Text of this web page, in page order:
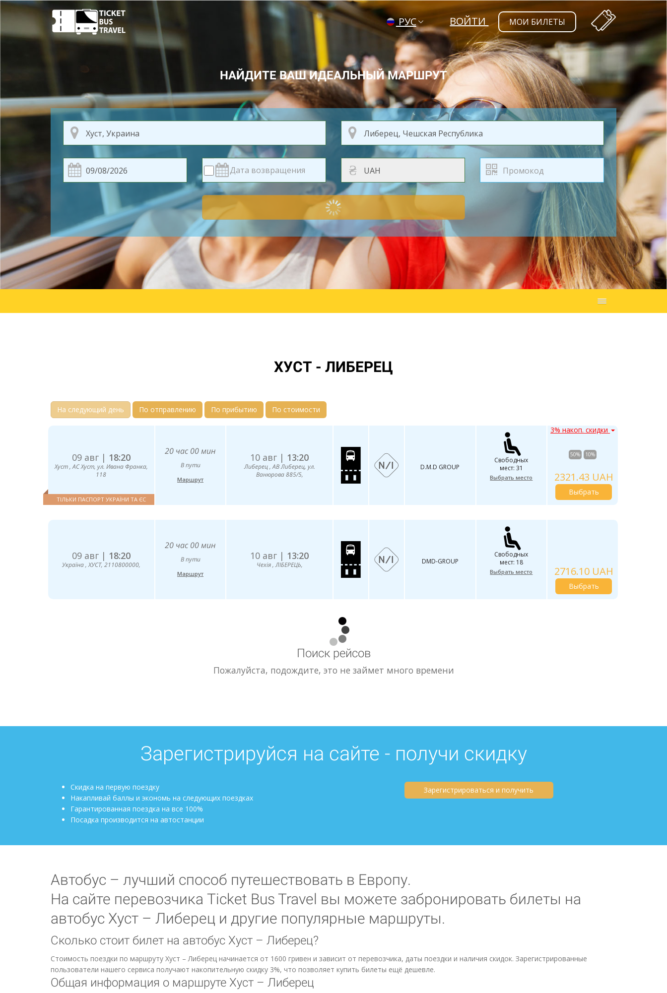
РУС
ENG
УКР
ВОЙТИ МОИ БИЛЕТЫ
НАЙДИТЕ ВАШ ИДЕАЛЬНЫЙ МАРШРУТ
₴
ХУСТ - ЛИБЕРЕЦ
На следующий день По отправлению По прибытию По стоимости
09 авг | 18:20
Хуст , АС Хуст, ул. Ивана Франка,
118
ТІЛЬКИ ПАСПОРТ УКРАЇНИ ТА ЄС
20 час 00 мин
В пути
Маршрут
10 авг | 13:20
Либерец , АВ Либерец, ул.
Ванюрова 885/5,
D.M.D GROUP
Свободных
мест: 31
Выбрать место
3% накоп. скидки
50% 10%
2321.43 UAH
Выбрать
09 авг | 18:20
Україна , ХУСТ, 2110800000,
20 час 00 мин
В пути
Маршрут
10 авг | 13:20
Чехія , ЛІБЕРЕЦЬ, DМD-GROUP
Свободных
мест: 18
Выбрать место 2716.10 UAH
Выбрать
Поиск рейсов
Пожалуйста, подождите, это не займет много времени
Зарегистрируйся на сайте - получи скидку
Скидка на первую поездку
Накапливай баллы и экономь на следующих поездках
Гарантированная поездка на все 100%
Посадка производится на автостанции
Зарегистрироваться и получить
Автобус – лучший способ путешествовать в Европу.
На сайте перевозчика Ticket Bus Travel вы можете забронировать билеты на
автобус Хуст – Либерец и другие популярные маршруты.
Сколько стоит билет на автобус Хуст – Либерец?
Стоимость поездки по маршруту Хуст – Либерец начинается от 1600 гривен и зависит от перевозчика, даты поездки и наличия скидок. Зарегистрированные
пользователи нашего сервиса получают накопительную скидку 3%, что позволяет купить билеты ещё дешевле.
Общая информация о маршруте Хуст – Либерец